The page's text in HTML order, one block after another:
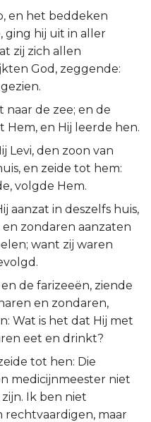
en het beddeken
ging hij uit in aller
zij zich allen
God, zeggende:
naar de zee; en de
en Hij leerde hen.
Levi, den zoon van
en zeide tot hem:
volgde Hem.
aanzat in deszelfs huis,
zondaren aanzaten
want zij waren
de farizeeën, ziende
en zondaren,
Wat is het dat Hij met
eet en drinkt?
tot hen: Die
medicijnmeester niet
Ik ben niet
maar